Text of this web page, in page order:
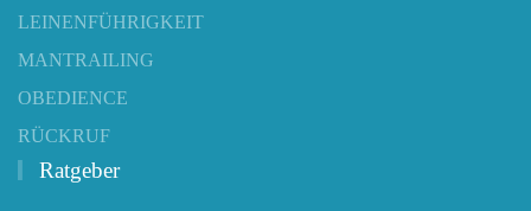
LEINENFÜHRIGKEIT
MANTRAILING
OBEDIENCE
RÜCKRUF
Ratgeber